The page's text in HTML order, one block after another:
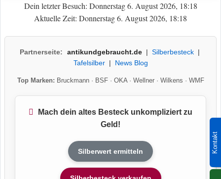
Kontakt
Dein letzter Besuch: Donnerstag 6. August 2026, 18:18
Aktuelle Zeit: Donnerstag 6. August 2026, 18:18
Partnerseite: antikundgebraucht.de| Silberbesteck|
Tafelsilber| News Blog
Top Marken: Bruckmann· BSF· OKA· Wellner· Wilkens · WMF
Mach dein altes Besteck unkompliziert zu
Geld!
Silberwert ermitteln